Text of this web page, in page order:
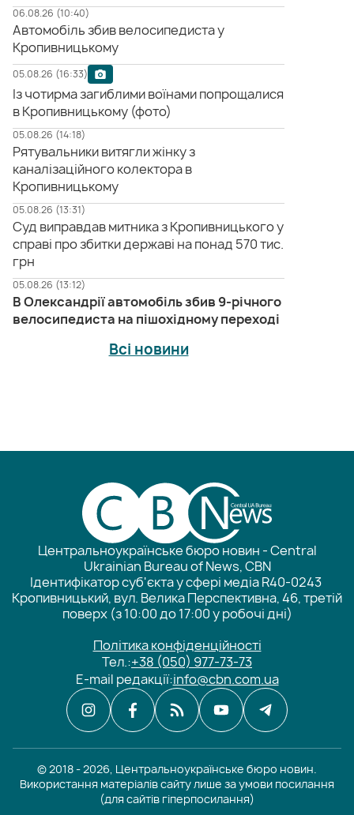
06.08.26 (10:40)
Автомобіль збив велосипедиста у
Кропивницькому
05.08.26 (16:33)
Із чотирма загиблими воїнами попрощалися
в Кропивницькому (фото)
05.08.26 (14:18)
Рятувальники витягли жінку з
каналізаційного колектора в
Кропивницькому
05.08.26 (13:31)
Суд виправдав митника з Кропивницького у
справі про збитки державі на понад 570 тис.
грн
05.08.26 (13:12)
В Олександрії автомобіль збив 9-річного
велосипедиста на пішохідному переході
Всі новини
Центральноукраїнське бюро новин - Central
Ukrainian Bureau of News, CBN
Ідентифікатор суб'єкта у сфері медіа R40-0243
Кропивницький, вул. Велика Перспективна, 46, третій
поверх (з 10:00 до 17:00 у робочі дні)
Політика конфіденційності
Тел.:+38 (050) 977-73-73
E-mail редакції:info@cbn.com.ua
© 2018 - 2026, Центральноукраїнське бюро новин.
Використання матеріалів сайту лише за умови посилання
(для сайтів гіперпосилання)